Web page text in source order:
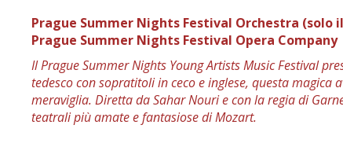
Prague Summer Nights Festival Orchestra (solo
Prague Summer Nights Festival Opera Company
Il Prague Summer Nights Young Artists Music Festival
tedesco con sopratitoli in ceco e inglese, questa
meraviglia. Diretta da Sahar Nouri e con la regia di
teatrali più amate e fantasiose di Mozart.